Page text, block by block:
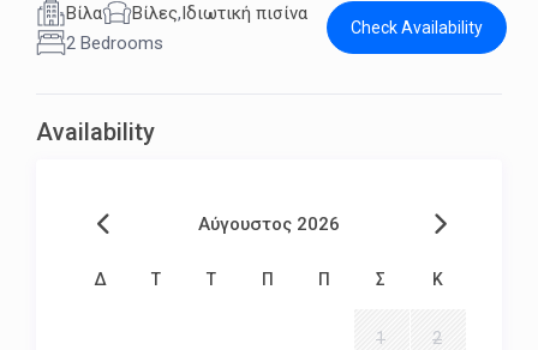
Βίλα Βίλες,Ιδιωτική πισίνα
2 Bedrooms
Check Availability
Availability
Αύγουστος 2026
Δ Τ Τ Π Π Σ Κ
1 2